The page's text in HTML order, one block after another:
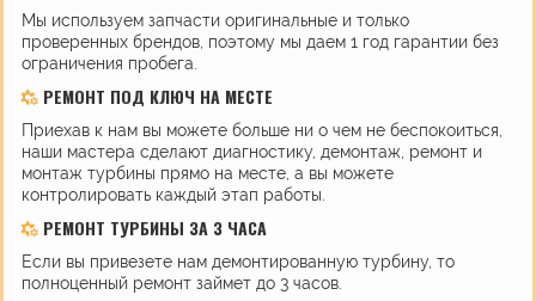
Мы используем запчасти оригинальные и только
проверенных брендов, поэтому мы даем 1 год гарантии без
ограничения пробега.
РЕМОНТ ПОД КЛЮЧ НА МЕСТЕ
Приехав к нам вы можете больше ни о чем не беспокоиться,
наши мастера сделают диагностику, демонтаж, ремонт и
монтаж турбины прямо на месте, а вы можете
контролировать каждый этап работы.
РЕМОНТ ТУРБИНЫ ЗА 3 ЧАСА
Если вы привезете нам демонтированную турбину, то
полноценный ремонт займет до 3 часов.